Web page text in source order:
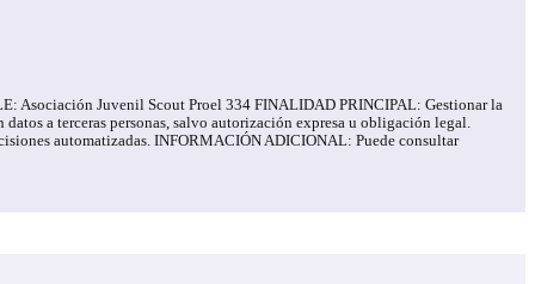
Asociación Juvenil Scout Proel 334 FINALIDAD PRINCIPAL: Gestionar la
a terceras personas, salvo autorización expresa u obligación legal.
automatizadas. INFORMACIÓN ADICIONAL: Puede consultar